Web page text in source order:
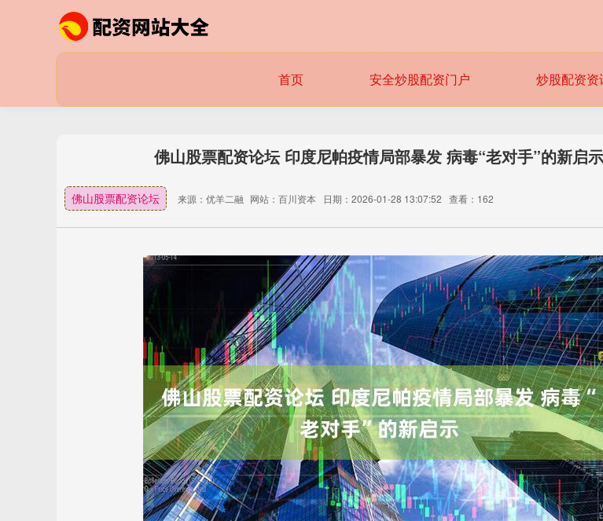
首页 安全炒股配资门户 炒股配资资
佛山股票配资论坛 印度尼帕疫情局部暴发 病毒“老对手”的新启示
佛山股票配资论坛 来源：优羊二融 网站：百川资本 日期：2026-01-28 13:07:52 查看：162